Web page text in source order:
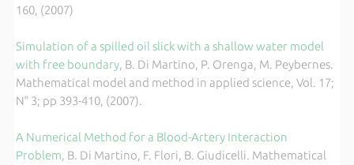
160, (2007)
Simulation of a spilled oil slick with a shallow water model
with free boundary, B. Di Martino, P. Orenga, M. Peybernes.
Mathematical model and method in applied science, Vol. 17;
N° 3; pp 393-410, (2007).
A Numerical Method for a Blood-Artery Interaction
Problem, B. Di Martino, F. Flori, B. Giudicelli. Mathematical